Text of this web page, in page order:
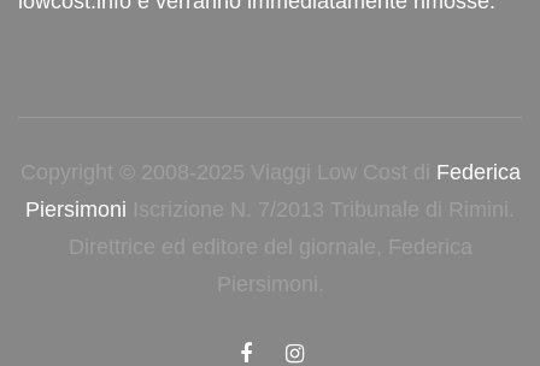
Copyright © 2008-2025 Viaggi Low Cost di Federica
Piersimoni Iscrizione N. 7/2013 Tribunale di Rimini.
Direttrice ed editore del giornale, Federica
Piersimoni.